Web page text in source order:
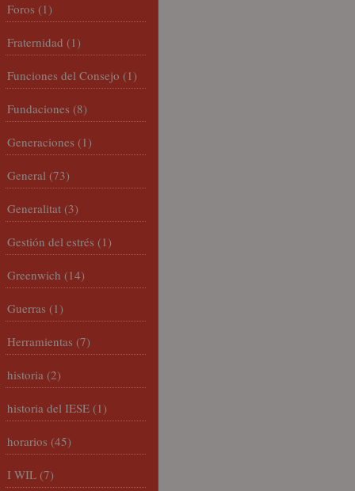
Foros (1)
Fraternidad (1)
Funciones del Consejo (1)
Fundaciones (8)
Generaciones (1)
General (73)
Generalitat (3)
Gestión del estrés (1)
Greenwich (14)
Guerras (1)
Herramientas (7)
historia (2)
historia del IESE (1)
horarios (45)
I WIL (7)